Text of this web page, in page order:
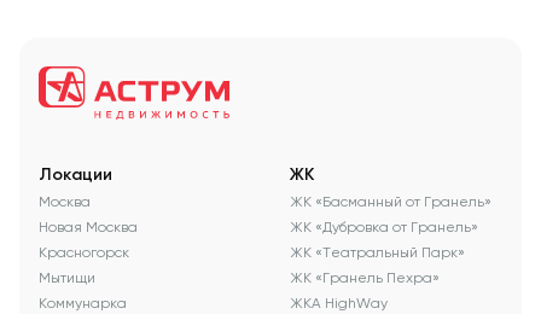
Локации
Москва
Новая Москва
Красногорск
Мытищи
Коммунарка
ЖК
ЖК «Басманный от Гранель»
ЖК «Дубровка от Гранель»
ЖК «Театральный Парк»
ЖК «Гранель Пехра»
ЖКА HighWay